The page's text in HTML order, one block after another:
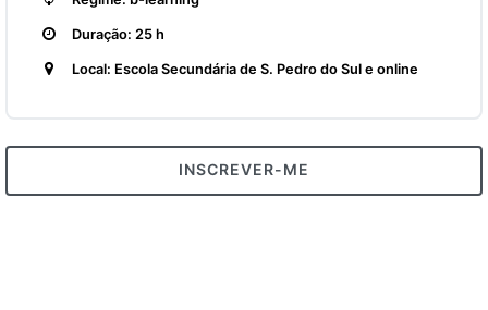
Duração: 25 h
Local: Escola Secundária de S. Pedro do Sul e online
INSCREVER-ME